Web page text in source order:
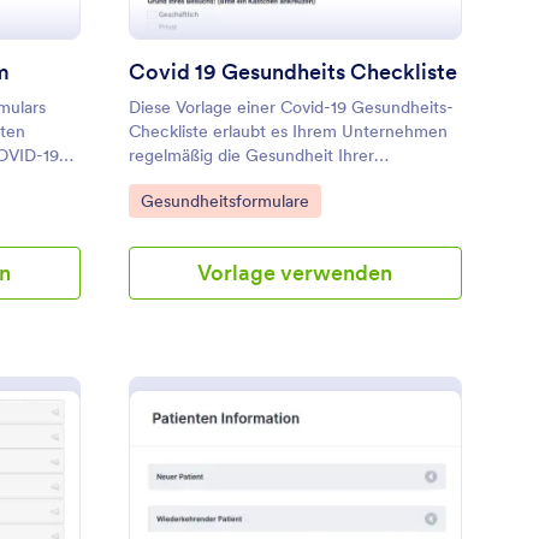
19
Covid 19 Gesundheits Checkliste
Diese Vorlage einer Covid-19 Gesundheits-
Checkliste erlaubt es Ihrem Unternehmen
regelmäßig die Gesundheit Ihrer
beschäftigten und Besucher zu überprüfen.
Dieses Formular für eine Covid-19
relevanten Fragen nach Symptomen,
Kontakten und Reisen. Die können diese
Vorlage einfach anpassen. Alle Antworten
Go to Category:
Gesundheitsformulare
Vorlage verwenden